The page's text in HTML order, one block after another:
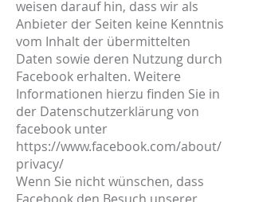
weisen darauf hin, dass wir als
Anbieter der Seiten keine Kenntnis
vom Inhalt der übermittelten
Daten sowie deren Nutzung durch
Facebook erhalten. Weitere
Informationen hierzu finden Sie in
der Datenschutzerklärung von
facebook unter
https://www.facebook.com/about/
privacy/
Wenn Sie nicht wünschen, dass